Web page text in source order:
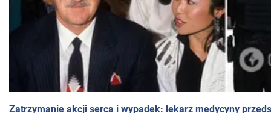
Zatrzymanie akcji serca i wypadek: lekarz medycyny